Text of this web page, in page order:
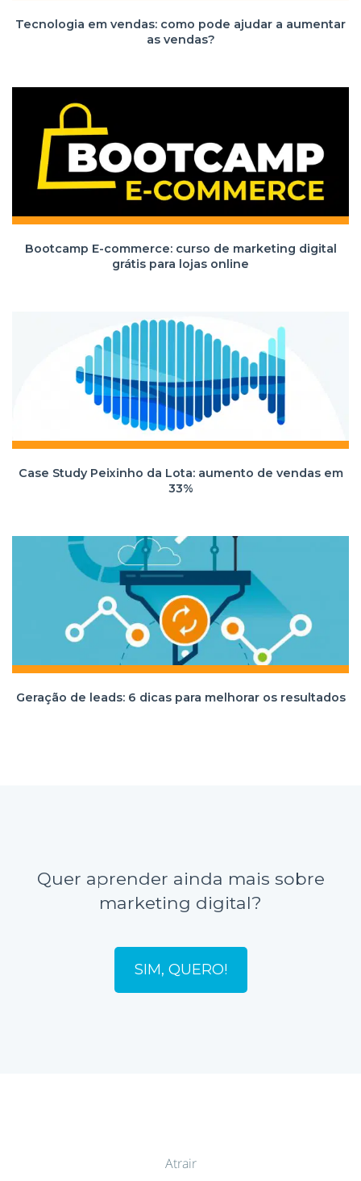
Tecnologia em vendas: como pode ajudar a aumentar
as vendas?
Bootcamp E-commerce: curso de marketing digital
grátis para lojas online
Case Study Peixinho da Lota: aumento de vendas em
33%
Geração de leads: 6 dicas para melhorar os resultados
Quer aprender ainda mais sobre
marketing digital?
SIM, QUERO!
Atrair